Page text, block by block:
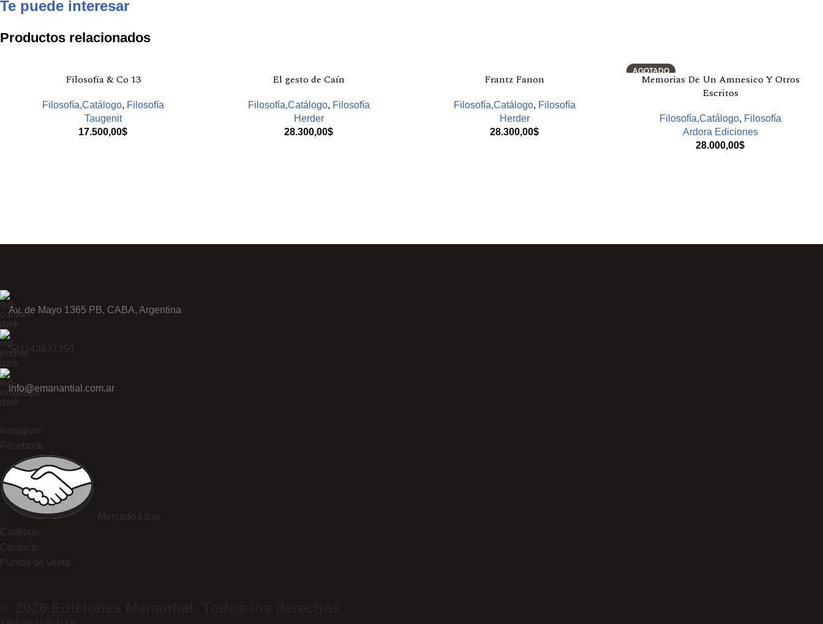
Te puede interesar
Productos relacionados
Filosofía & Co 13
Filosofía,Catálogo, Filosofía
Taugenit
17.500,00$
El gesto de Caín
Filosofía,Catálogo, Filosofía
Herder
28.300,00$
Frantz Fanon
Filosofía,Catálogo, Filosofía
Herder
28.300,00$
AGOTADO
Memorias De Un Amnesico Y Otros
Escritos
Filosofía,Catálogo, Filosofía
Ardora Ediciones
28.000,00$
Av. de Mayo 1365 PB, CABA, Argentina
541143837350
info@emanantial.com.ar
Instagram
Facebook
Mercado Libre
Catálogo
Contacto
Puntos de venta